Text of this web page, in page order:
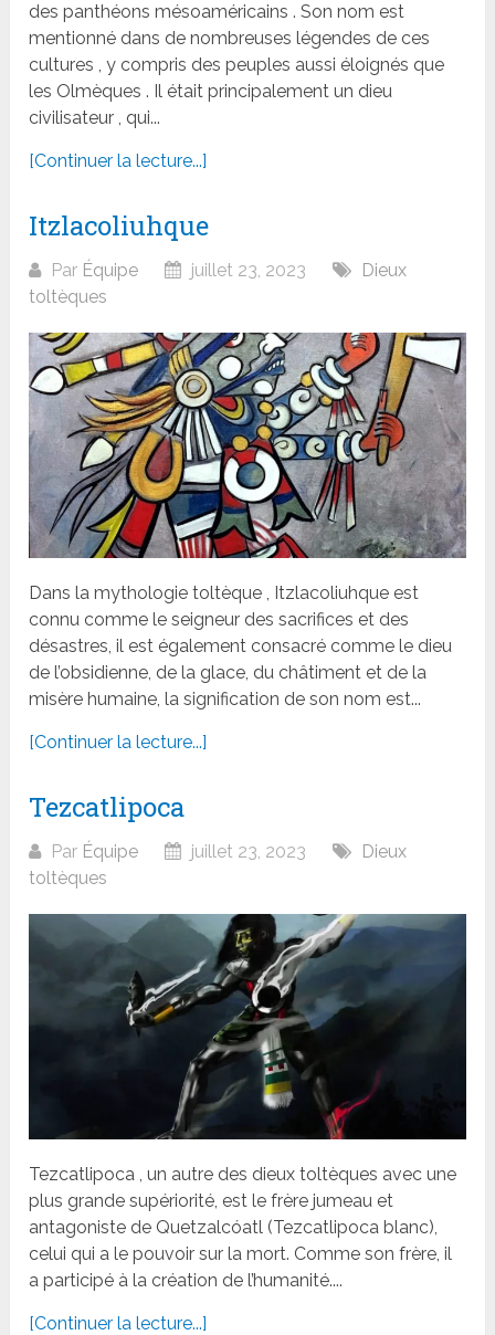
des panthéons mésoaméricains . Son nom est
mentionné dans de nombreuses légendes de ces
cultures , y compris des peuples aussi éloignés que
les Olmèques . Il était principalement un dieu
civilisateur , qui...
[Continuer la lecture...]
Itzlacoliuhque
Par Équipe juillet 23, 2023
Dieux
toltèques
Dans la mythologie toltèque , Itzlacoliuhque est
connu comme le seigneur des sacrifices et des
désastres, il est également consacré comme le dieu
de l’obsidienne, de la glace, du châtiment et de la
misère humaine, la signification de son nom est...
[Continuer la lecture...]
Tezcatlipoca
Par Équipe juillet 23, 2023
Dieux
toltèques
Tezcatlipoca , un autre des dieux toltèques avec une
plus grande supériorité, est le frère jumeau et
antagoniste de Quetzalcóatl (Tezcatlipoca blanc),
celui qui a le pouvoir sur la mort. Comme son frère, il
a participé à la création de l’humanité....
[Continuer la lecture...]